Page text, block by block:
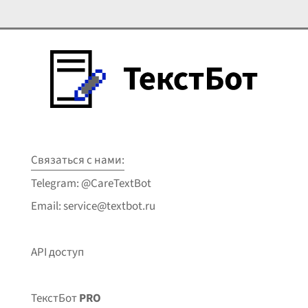
Связаться с нами:
Telegram: @CareTextBot
Email: service@textbot.ru
API доступ
ТекстБотPRO